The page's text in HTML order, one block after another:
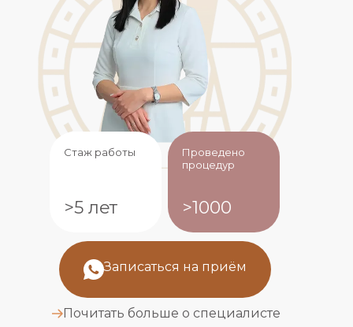
Стаж работы
>5 лет
Проведено
процедур
>1000
Записаться на приём
Почитать больше о специалисте